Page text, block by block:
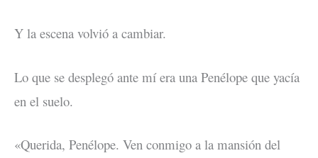
Y la escena volvió a cambiar.
Lo que se desplegó ante mí era una Penélope que yacía
en el suelo.
«Querida, Penélope. Ven conmigo a la mansión del